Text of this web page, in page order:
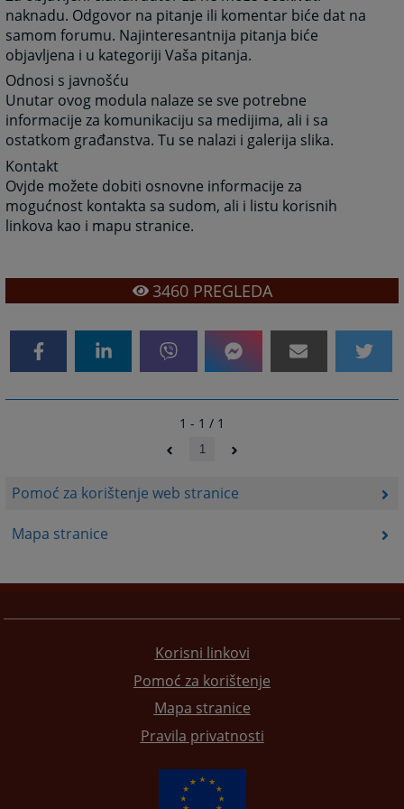
Pomoć za korištenje web stranice
Mapa stranice
naknadu. Odgovor na pitanje ili komentar biće dat na
samom forumu. Najinteresantnija pitanja biće
objavljena i u kategoriji Vaša pitanja.
Odnosi s javnošću
Unutar ovog modula nalaze se sve potrebne
informacije za komunikaciju sa medijima, ali i sa
ostatkom građanstva. Tu se nalazi i galerija slika.
Kontakt
Ovjde možete dobiti osnovne informacije za
mogućnost kontakta sa sudom, ali i listu korisnih
linkova kao i mapu stranice.
3460PREGLEDA
1 - 1 / 1
1
Korisni linkovi
Pomoć za korištenje
Mapa stranice
Pravila privatnosti